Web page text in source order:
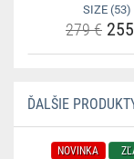
SIZE (53)
279 €
ĎALŠIE
NOVINKA